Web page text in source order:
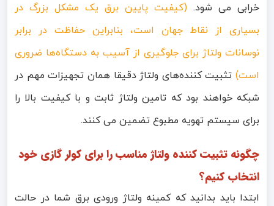
خرابی می شود. (کیفیت پایین برق یک مشکل بزرگ در
بسیاری از نقاط جهان است، بنابراین حفاظت در برابر
نوسانات ولتاژ برای جلوگیری از آسیب به دستگاه‌ها ضروری
است) تثبیت کننده‌های ولتاژ دقیقا همان تجهیزات مهم در
شبکه خواهند بود که تامین ولتاژ ثابت و با کیفیت بالا را
برای سیستم تهویه مطبوع تضمین می کنند.
چگونه تثبیت کننده ولتاژ مناسب را برای کولر گازی خود
انتخاب کنیم؟
ابتدا باید بدانید که کمینه ولتاژ ورودی برق شما در حالت